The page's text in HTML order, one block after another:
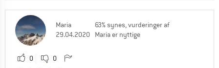
Maria
29.04.2020
63% synes, vurderinger af
Maria er nyttige
0 0